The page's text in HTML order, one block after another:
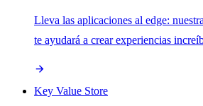
Lleva las aplicaciones al edge:
te ayudará a crear experiencias
Key Value Store